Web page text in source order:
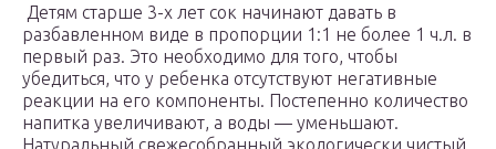
Детям старше 3-х лет сок начинают давать в
разбавленном виде в пропорции 1:1 не более 1 ч.л. в
первый раз. Это необходимо для того, чтобы
убедиться, что у ребенка отсутствуют негативные
реакции на его компоненты. Постепенно количество
напитка увеличивают, а воды — уменьшают.
Натуральный свежесобранный экологически чистый